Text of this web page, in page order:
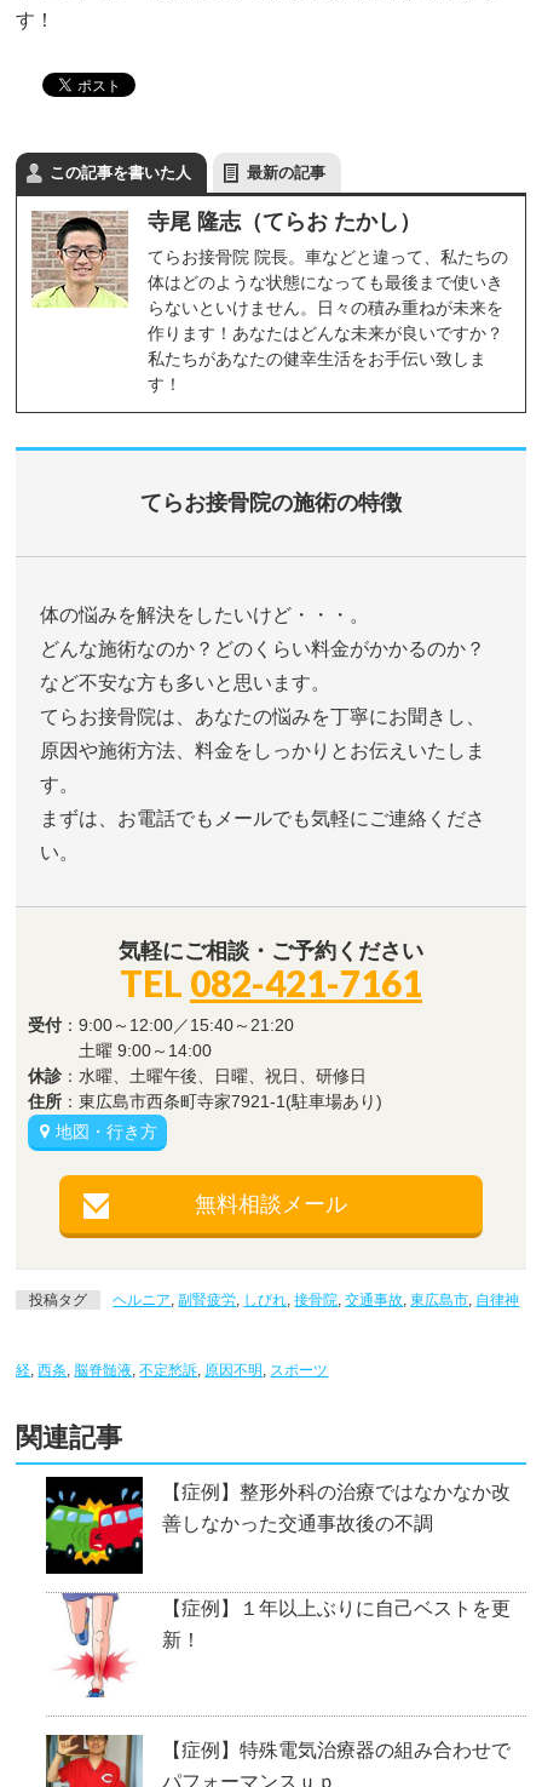
す！
この記事を書いた人 最新の記事
寺尾 隆志（てらお たかし）
てらお接骨院 院長。車などと違って、私たちの
体はどのような状態になっても最後まで使いき
らないといけません。日々の積み重ねが未来を
作ります！あなたはどんな未来が良いですか？
私たちがあなたの健幸生活をお手伝い致しま
す！
てらお接骨院の施術の特徴
体の悩みを解決をしたいけど・・・。
どんな施術なのか？どのくらい料金がかかるのか？
など不安な方も多いと思います。
てらお接骨院は、あなたの悩みを丁寧にお聞きし、
原因や施術方法、料金をしっかりとお伝えいたしま
す。
まずは、お電話でもメールでも気軽にご連絡くださ
い。
気軽にご相談・ご予約ください
TEL 082-421-7161
受付 ：9:00～12:00／15:40～21:20
土曜 9:00～14:00
休診 ：水曜、土曜午後、日曜、祝日、研修日
住所 ：東広島市西条町寺家7921-1(駐車場あり)
地図・行き方
無料相談メール
投稿タグ ヘルニア ,副腎疲労 しびれ ,接骨院 ,交通事故 ,東広島市 自律神
経 ,西条 脳脊髄液 ,不定愁訴 原因不明 スポーツ
関連記事
【症例】整形外科の治療ではなかなか改
善しなかった交通事故後の不調
【症例】１年以上ぶりに自己ベストを更
新！
【症例】特殊電気治療器の組み合わせで
パフォーマンスｕｐ